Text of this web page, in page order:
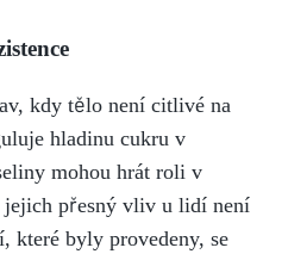
kdy tělo není citlivé na
hladinu cukru v
mohou hrát roli v
přesný vliv u lidí není
které byly provedeny, se